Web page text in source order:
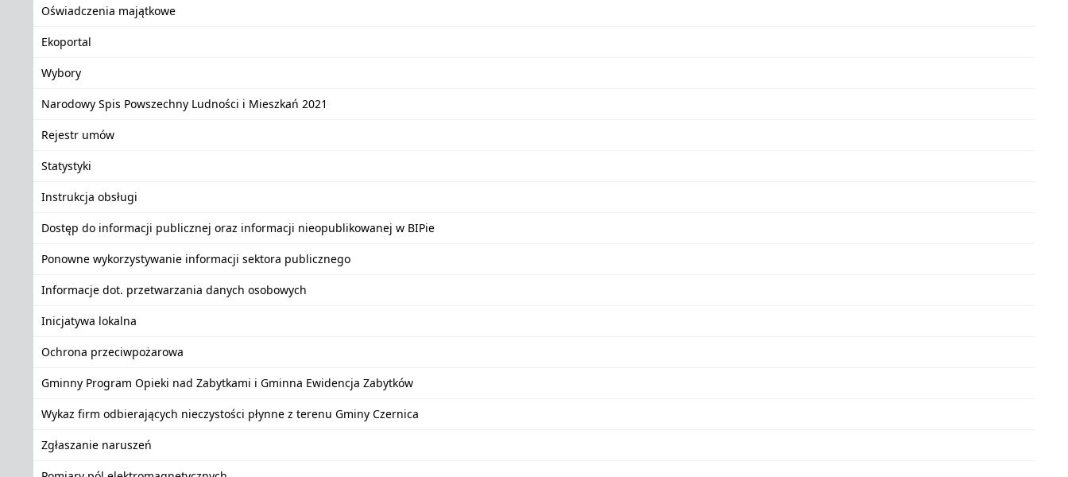
Oświadczenia majątkowe
Ekoportal
Wybory
Narodowy Spis Powszechny Ludności i Mieszkań 2021
Rejestr umów
Statystyki
Instrukcja obsługi
Dostęp do informacji publicznej oraz informacji nieopublikowanej w BIPie
Ponowne wykorzystywanie informacji sektora publicznego
Informacje dot. przetwarzania danych osobowych
Inicjatywa lokalna
Ochrona przeciwpożarowa
Gminny Program Opieki nad Zabytkami i Gminna Ewidencja Zabytków
Wykaz firm odbierających nieczystości płynne z terenu Gminy Czernica
Zgłaszanie naruszeń